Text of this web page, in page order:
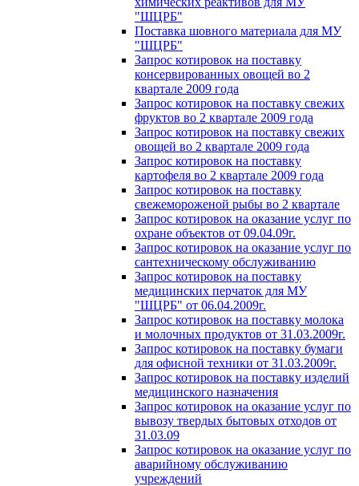
"ШЦРБ"
Поставка шовного материала для МУ
"ШЦРБ"
Запрос котировок на поставку
консервированных овощей во 2
квартале 2009 года
Запрос котировок на поставку свежих
фруктов во 2 квартале 2009 года
Запрос котировок на поставку свежих
овощей во 2 квартале 2009 года
Запрос котировок на поставку
картофеля во 2 квартале 2009 года
Запрос котировок на поставку
свежемороженой рыбы во 2 квартале
Запрос котировок на оказание услуг по
охране объектов от 09.04.09г.
Запрос котировок на оказание услуг по
сантехническому обслуживанию
Запрос котировок на поставку
медицинских перчаток для МУ
"ШЦРБ" от 06.04.2009г.
Запрос котировок на поставку молока
и молочных продуктов от 31.03.2009г.
Запрос котировок на поставку бумаги
для офисной техники от 31.03.2009г.
Запрос котировок на поставку изделий
медицинского назначения
Запрос котировок на оказание услуг по
вывозу твердых бытовых отходов от
31.03.09
Запрос котировок на оказание услуг по
аварийному обслуживанию
учреждений